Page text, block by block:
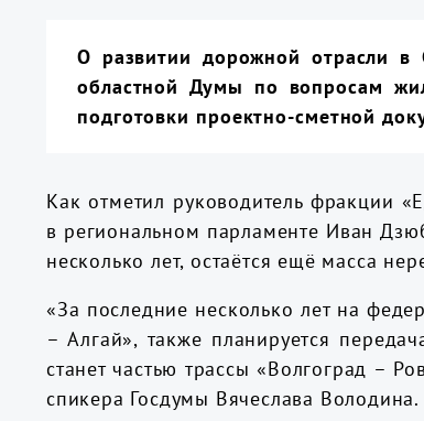
О развитии дорожной отрасли в
областной Думы по вопросам
подготовки проектно-сметной
Как отметил руководитель фракции
в региональном парламенте Иван
несколько лет, остаётся ещё масса
«За последние несколько лет на
– Алгай», также планируется
станет частью трассы «Волгоград –
спикера Госдумы Вячеслава Володина.